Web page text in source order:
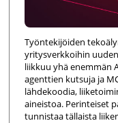
Työntekijöiden
yritysverkkoihin
liikkuu yhä enemmän
agenttien kutsuja ja
lähdekoodia,
aineistoa. Perinteiset
tunnistaa tällaista